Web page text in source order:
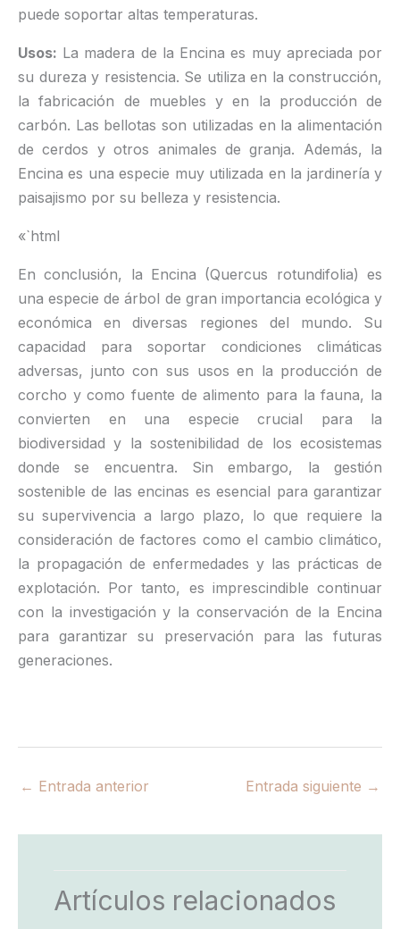
puede soportar altas temperaturas.
Usos: La madera de la Encina es muy apreciada por
su dureza y resistencia. Se utiliza en la construcción,
la fabricación de muebles y en la producción de
carbón. Las bellotas son utilizadas en la alimentación
de cerdos y otros animales de granja. Además, la
Encina es una especie muy utilizada en la jardinería y
paisajismo por su belleza y resistencia.
«`html
En conclusión, la Encina (Quercus rotundifolia) es
una especie de árbol de gran importancia ecológica y
económica en diversas regiones del mundo. Su
capacidad para soportar condiciones climáticas
adversas, junto con sus usos en la producción de
corcho y como fuente de alimento para la fauna, la
convierten en una especie crucial para la
biodiversidad y la sostenibilidad de los ecosistemas
donde se encuentra. Sin embargo, la gestión
sostenible de las encinas es esencial para garantizar
su supervivencia a largo plazo, lo que requiere la
consideración de factores como el cambio climático,
la propagación de enfermedades y las prácticas de
explotación. Por tanto, es imprescindible continuar
con la investigación y la conservación de la Encina
para garantizar su preservación para las futuras
generaciones.
← Entrada anterior Entrada siguiente →
Artículos relacionados